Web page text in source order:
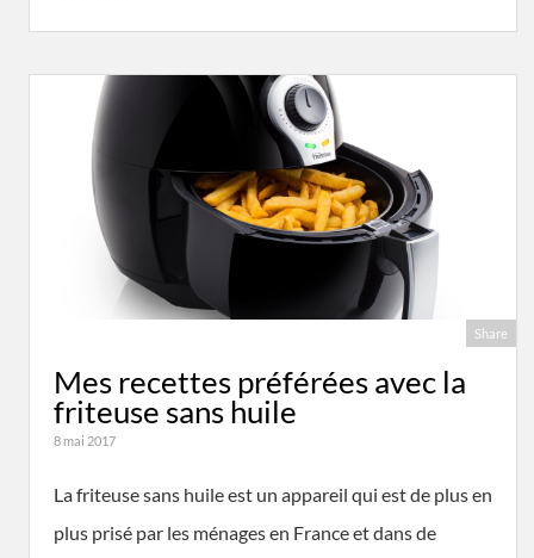
Share
Mes recettes préférées avec la
friteuse sans huile
8 mai 2017
La friteuse sans huile est un appareil qui est de plus en
plus prisé par les ménages en France et dans de